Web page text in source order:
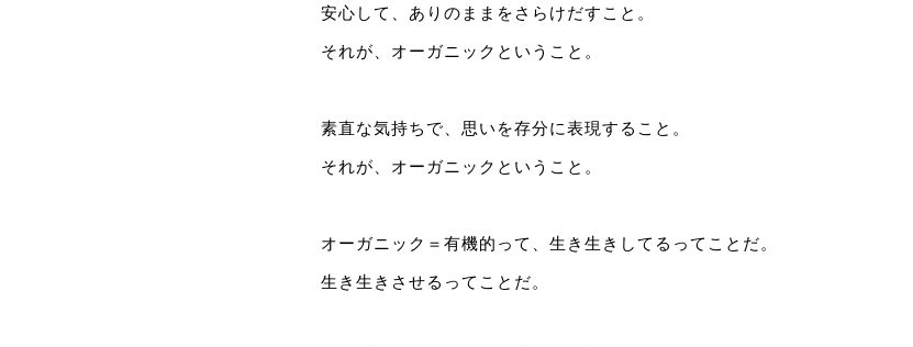
安心して、ありのままをさらけだすこと。
それが、オーガニックということ。
素直な気持ちで、思いを存分に表現すること。
それが、オーガニックということ。
オーガニック＝有機的って、生き生きしてるってことだ。
生き生きさせるってことだ。